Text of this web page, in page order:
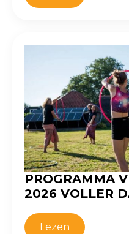
PROGRAMMA
2026 VOLLER
Lezen